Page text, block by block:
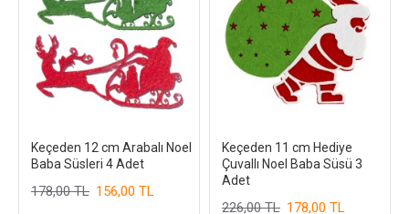
Keçeden 12 cm Arabalı Noel
Baba Süsleri 4 Adet
156,00 TL
178,00 TL
Keçeden 11 cm Hediye
Çuvallı Noel Baba Süsü 3
Adet
178,00 TL
226,00 TL